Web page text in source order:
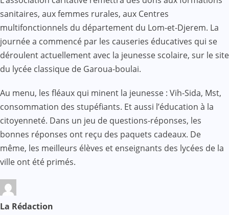
sanitaires, aux femmes rurales, aux Centres
multifonctionnels du département du Lom-et-Djerem. La
journée a commencé par les causeries éducatives qui se
déroulent actuellement avec la jeunesse scolaire, sur le site
du lycée classique de Garoua-boulai.
Au menu, les fléaux qui minent la jeunesse : Vih-Sida, Mst,
consommation des stupéfiants. Et aussi l’éducation à la
citoyenneté. Dans un jeu de questions-réponses, les
bonnes réponses ont reçu des paquets cadeaux. De
même, les meilleurs élèves et enseignants des lycées de la
ville ont été primés.
La Rédaction